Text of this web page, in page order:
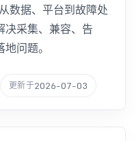
数据、平台到故障处
采集、兼容、告
问题。
更新于2026-07-03